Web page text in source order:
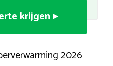
krijgen ▸
2026